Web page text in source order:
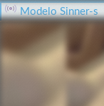
Modelo Sinner-s